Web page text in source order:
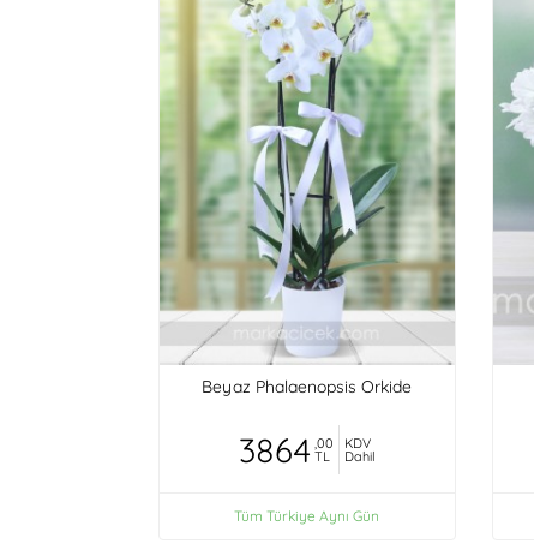
Beyaz Phalaenopsis Orkide
3864 ,00
TL
KDV
Dahil
Tüm Türkiye Aynı Gün